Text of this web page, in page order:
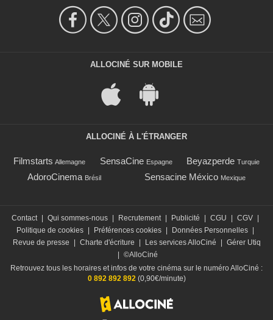
ALLOCINÉ SUR MOBILE
ALLOCINÉ À L'ÉTRANGER
Filmstarts Allemagne SensaCine Espagne Beyazperde Turquie
AdoroCinema Brésil Sensacine México Mexique
Contact Qui sommes-nous Recrutement Publicité CGU CGV
Politique de cookies
Préférences cookies Données Personnelles
Revue de presse
Charte d'écriture Les services AlloCiné
Gérer Utiq
©AlloCiné
Retrouvez tous les horaires et infos de votre cinéma sur le numéro AlloCiné :
0 892 892 892(0,90€/minute)